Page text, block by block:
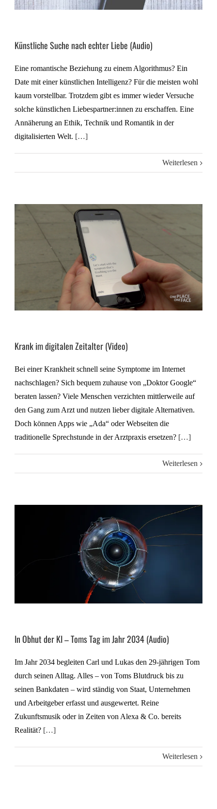
Künstliche Suche nach echter Liebe (Audio)
Eine romantische Beziehung zu einem Algorithmus? Ein
Date mit einer künstlichen Intelligenz? Für die meisten wohl
kaum vorstellbar. Trotzdem gibt es immer wieder Versuche
solche künstlichen Liebespartner:innen zu erschaffen. Eine
Annäherung an Ethik, Technik und Romantik in der
digitalisierten Welt. […]
Weiterlesen
Krank im digitalen Zeitalter (Video)
Bei einer Krankheit schnell seine Symptome im Internet
nachschlagen? Sich bequem zuhause von „Doktor Google“
beraten lassen? Viele Menschen verzichten mittlerweile auf
den Gang zum Arzt und nutzen lieber digitale Alternativen.
Doch können Apps wie „Ada“ oder Webseiten die
traditionelle Sprechstunde in der Arztpraxis ersetzen? […]
Weiterlesen
In Obhut der KI – Toms Tag im Jahr 2034 (Audio)
Im Jahr 2034 begleiten Carl und Lukas den 29-jährigen Tom
durch seinen Alltag. Alles – von Toms Blutdruck bis zu
seinen Bankdaten – wird ständig von Staat, Unternehmen
und Arbeitgeber erfasst und ausgewertet. Reine
Zukunftsmusik oder in Zeiten von Alexa & Co. bereits
Realität? […]
Weiterlesen